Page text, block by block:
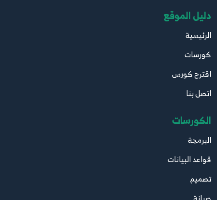
دليل الموقع
الرئيسية
كورسات
اقترح كورس
اتصل بنا
الكورسات
البرمجة
قواعد البيانات
تصميم